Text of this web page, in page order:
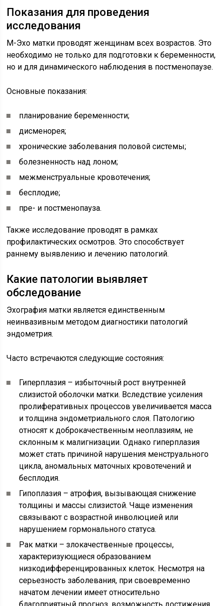
Показания для проведения
исследования
М-Эхо матки проводят женщинам всех возрастов. Это
необходимо не только для подготовки к беременности,
но и для динамического наблюдения в постменопаузе.
Основные показания:
планирование беременности;
дисменорея;
хронические заболевания половой системы;
болезненность над лоном;
межменструальные кровотечения;
бесплодие;
пре- и постменопауза.
Также исследование проводят в рамках
профилактических осмотров. Это способствует
раннему выявлению и лечению патологий.
Какие патологии выявляет
обследование
Эхография матки является единственным
неинвазивным методом диагностики патологий
эндометрия.
Часто встречаются следующие состояния:
Гиперплазия – избыточный рост внутренней
слизистой оболочки матки. Вследствие усиления
пролиферативных процессов увеличивается масса
и толщина эндометриального слоя. Патологию
относят к доброкачественным неоплазиям, не
склонным к малигнизации. Однако гиперплазия
может стать причиной нарушения менструального
цикла, аномальных маточных кровотечений и
бесплодия.
Гипоплазия – атрофия, вызывающая снижение
толщины и массы слизистой. Чаще изменения
связывают с возрастной инволюцией или
нарушением гормонального статуса.
Рак матки – злокачественные процессы,
характеризующиеся образованием
низкодифференцированных клеток. Несмотря на
серьезность заболевания, при своевременно
начатом лечении имеет относительно